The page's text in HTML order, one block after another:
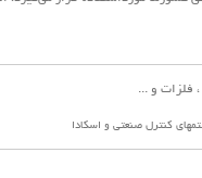
کنترل صنعتی و اسکادا